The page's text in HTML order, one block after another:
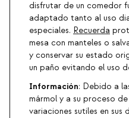
disfrutar de un comedor
adaptado tanto al uso
especiales. Recuerda
mesa con manteles o
y conservar su estado
un paño evitando el uso
Información: Debido a
mármol y a su proceso
variaciones sutiles en sus